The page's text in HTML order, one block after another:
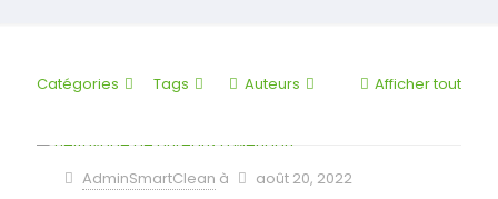
Catégories Tags Auteurs Afficher tout
AdminSmartClean à août 20, 2022